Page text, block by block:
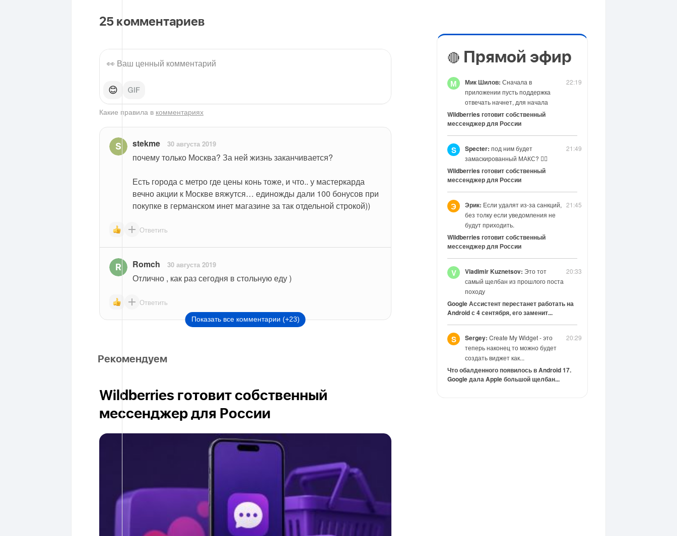
25 комментариев
😊
Какие правила в комментариях
stekme 30 августа 2019
почему только Москва? За ней жизнь заканчивается?
Есть города с метро где цены конь тоже, и что.. у мастеркарда
вечно акции к Москве вяжутся… единожды дали 100 бонусов при
покупке в германском инет магазине за так отдельной строкой))
Ответить
Romch 30 августа 2019
Отлично , как раз сегодня в стольную еду )
Ответить
Показать все комментарии (+23)
Рекомендуем
Wildberries готовит собственный
мессенджер для России
🔴 Прямой эфир
22:19
М Мик Шилов: Сначала в
приложении пусть поддержка
отвечать начнет, для начала
Wildberries готовит собственный
мессенджер для России
21:49
S Specter: под ним будет
замаскированный МАКС? 😶‍🌫️
Wildberries готовит собственный
мессенджер для России
21:45
Э Эрик: Если удалят из-за санкций,
без толку если уведомления не
будут приходить.
Wildberries готовит собственный
мессенджер для России
20:33
V Vladimir Kuznetsov: Это тот
самый щелбан из прошлого поста
походу
Google Ассистент перестанет работать на
Android с 4 сентября, его заменит...
20:29
S Sergey: Create My Widget - это
теперь наконец то можно будет
создать виджет как...
Что обалденного появилось в Android 17.
Google дала Apple большой щелбан...